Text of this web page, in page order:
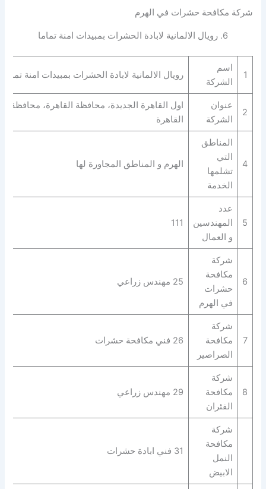
شركة مكافحة حشرات في الهرم
6. رويال الالمانية لابادة الحشرات بمبيدات امنة تماما
1
اسم
الشركة
رويال الالمانية لابادة الحشرات بمبيدات امنة تماما
2
عنوان
الشركة
اول القاهرة الجديدة، محافظة القاهرة‬، محافظة
القاهرة‬
4
المناطق
التي
تشلمها
الخدمة
الهرم و المناطق المجاورة لها
5
عدد
المهندسين
و العمال
111
6
شركة
مكافحة
حشرات
في الهرم
25 مهندس زراعي
7
شركة
مكافحة
الصراصير
26 فني مكافحة حشرات
8
شركة
مكافحة
الفئران
29 مهندس زراعي
شركة
مكافحة
النمل
الابيض
31 فني ابادة حشرات